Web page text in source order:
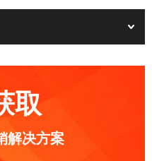
取
解决方案